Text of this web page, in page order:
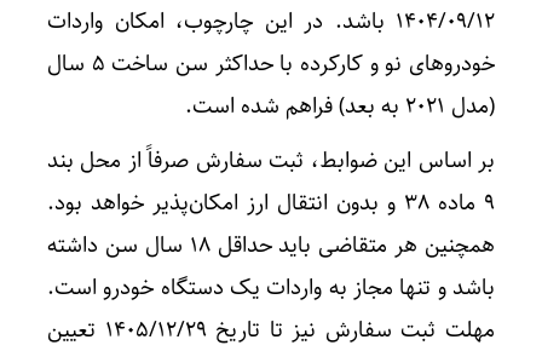
1404/09/12 باشد. در این چارچوب، امکان واردات
خودروهای نو و کارکرده با حداکثر سن ساخت 5 سال
(مدل 2021 به بعد) فراهم شده است.
بر اساس این ضوابط، ثبت سفارش صرفاً از محل بند
9 ماده 38 و بدون انتقال ارز امکان‌پذیر خواهد بود.
همچنین هر متقاضی باید حداقل 18 سال سن داشته
باشد و تنها مجاز به واردات یک دستگاه خودرو است.
مهلت ثبت سفارش نیز تا تاریخ 1405/12/29 تعیین